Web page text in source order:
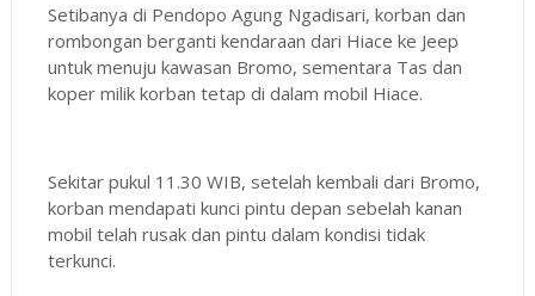
Setibanya di Pendopo Agung Ngadisari, korban dan
rombongan berganti kendaraan dari Hiace ke Jeep
untuk menuju kawasan Bromo, sementara Tas dan
koper milik korban tetap di dalam mobil Hiace.
Sekitar pukul 11.30 WIB, setelah kembali dari Bromo,
korban mendapati kunci pintu depan sebelah kanan
mobil telah rusak dan pintu dalam kondisi tidak
terkunci.